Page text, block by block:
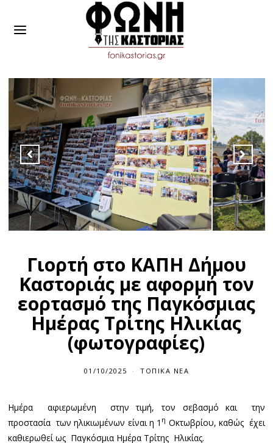
Γιορτή στο ΚΑΠΗ Δήμου
Καστοριάς με αφορμή τον
εορτασμό της Παγκόσμιας
Ημέρας Τρίτης Ηλικίας
(φωτογραφίες)
01/10/2025 ΤΟΠΙΚΆ ΝΈΑ
Ημέρα αφιερωμένη στην τιμή, τον σεβασμό και την
προστασία των ηλικιωμένων είναι η 1 η Οκτωβρίου, καθώς έχει
καθιερωθεί ως Παγκόσμια Ημέρα Τρίτης Ηλικίας.